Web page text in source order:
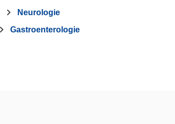
Neurologie
Gastroenterologie